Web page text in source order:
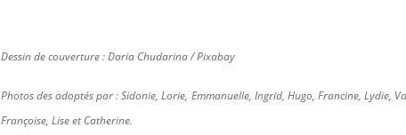
Dessin de couverture : Daria Chudarina / Pixabay
Photos des adoptés par : Sidonie, Lorie, Emmanuelle, Ingrid, Hugo, Francine, Lydie,
Françoise, Lise et Catherine.